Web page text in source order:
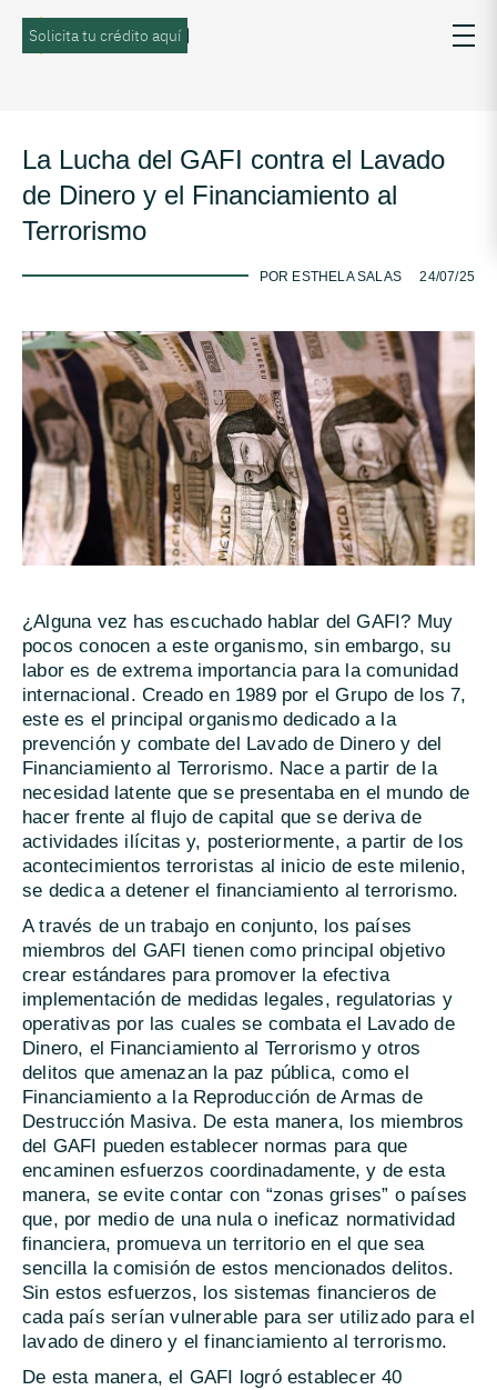
Solicita tu crédito aquí
La Lucha del GAFI contra el Lavado
de Dinero y el Financiamiento al
Terrorismo
-
POR ESTHELA SALAS 24/07/25
¿Alguna vez has escuchado hablar del GAFI? Muy
pocos conocen a este organismo, sin embargo, su
labor es de extrema importancia para la comunidad
internacional. Creado en 1989 por el Grupo de los 7,
este es el principal organismo dedicado a la
prevención y combate del Lavado de Dinero y del
Financiamiento al Terrorismo. Nace a partir de la
necesidad latente que se presentaba en el mundo de
hacer frente al flujo de capital que se deriva de
actividades ilícitas y, posteriormente, a partir de los
acontecimientos terroristas al inicio de este milenio,
se dedica a detener el financiamiento al terrorismo.
A través de un trabajo en conjunto, los países
miembros del GAFI tienen como principal objetivo
crear estándares para promover la efectiva
implementación de medidas legales, regulatorias y
operativas por las cuales se combata el Lavado de
Dinero, el Financiamiento al Terrorismo y otros
delitos que amenazan la paz pública, como el
Financiamiento a la Reproducción de Armas de
Destrucción Masiva. De esta manera, los miembros
del GAFI pueden establecer normas para que
encaminen esfuerzos coordinadamente, y de esta
manera, se evite contar con “zonas grises” o países
que, por medio de una nula o ineficaz normatividad
financiera, promueva un territorio en el que sea
sencilla la comisión de estos mencionados delitos.
Sin estos esfuerzos, los sistemas financieros de
cada país serían vulnerable para ser utilizado para el
lavado de dinero y el financiamiento al terrorismo.
De esta manera, el GAFI logró establecer 40